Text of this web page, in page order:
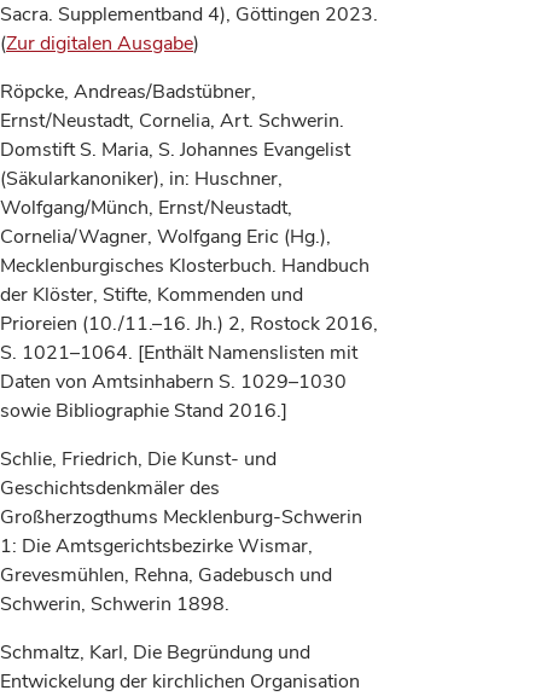
Sacra. Supplementband 4), Göttingen 2023.
(Zur digitalen Ausgabe)
Röpcke, Andreas/Badstübner,
Ernst/Neustadt, Cornelia, Art. Schwerin.
Domstift S. Maria, S. Johannes Evangelist
(Säkularkanoniker), in: Huschner,
Wolfgang/Münch, Ernst/Neustadt,
Cornelia/Wagner, Wolfgang Eric (Hg.),
Mecklenburgisches Klosterbuch. Handbuch
der Klöster, Stifte, Kommenden und
Prioreien (10./11.–16. Jh.) 2, Rostock 2016,
S. 1021–1064. [Enthält Namenslisten mit
Daten von Amtsinhabern S. 1029–1030
sowie Bibliographie Stand 2016.]
Schlie, Friedrich, Die Kunst- und
Geschichtsdenkmäler des
Großherzogthums Mecklenburg-Schwerin
1: Die Amtsgerichtsbezirke Wismar,
Grevesmühlen, Rehna, Gadebusch und
Schwerin, Schwerin 1898.
Schmaltz, Karl, Die Begründung und
Entwickelung der kirchlichen Organisation